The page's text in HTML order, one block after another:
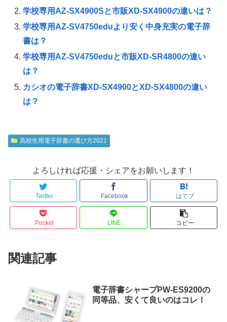
学校専用AZ-SX4900Sと市販XD-SX4900の違いは？
学校専用AZ-SV4750eduより安く中身充実の電子辞
書は？
学校専用AZ-SV4750eduと市販XD-SR4800の違い
は？
カシオの電子辞書XD-SX4900とXD-SX4800の違い
は？
高校生用電子辞書の選び方2021
よろしければ応援・シェアをお願いします！
Twitter Facebook はてブ
Pocket LINE コピー
関連記事
電子辞書シャープPW-ES9200の
同等品、安くて良いのはコレ！